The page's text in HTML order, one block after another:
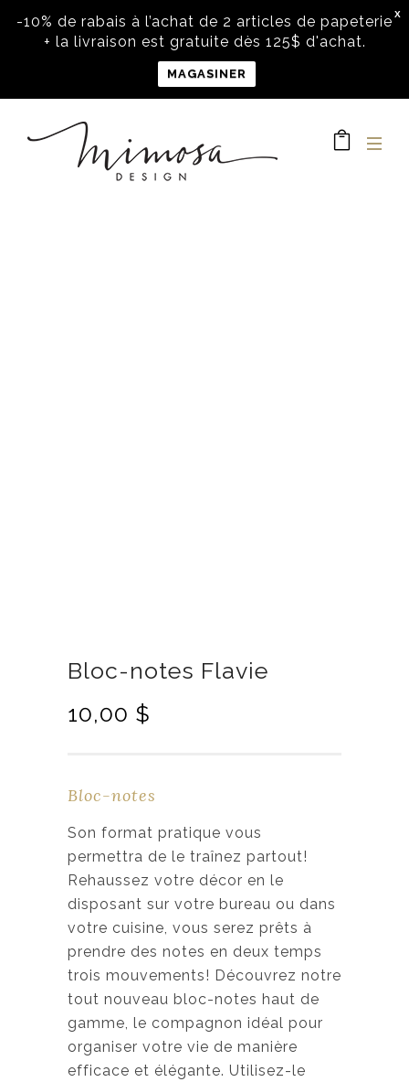
X
-10% de rabais à l’achat de 2 articles de papeterie
+ la livraison est gratuite dès 125$ d'achat.
MAGASINER
Bloc-notes Flavie
10,00 $
Bloc-notes
Son format pratique vous
permettra de le traînez partout!
Rehaussez votre décor en le
disposant sur votre bureau ou dans
votre cuisine, vous serez prêts à
prendre des notes en deux temps
trois mouvements! Découvrez notre
tout nouveau bloc-notes haut de
gamme, le compagnon idéal pour
organiser votre vie de manière
efficace et élégante. Utilisez-le